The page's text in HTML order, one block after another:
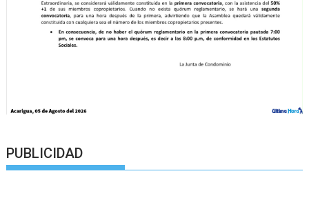
PUBLICIDAD